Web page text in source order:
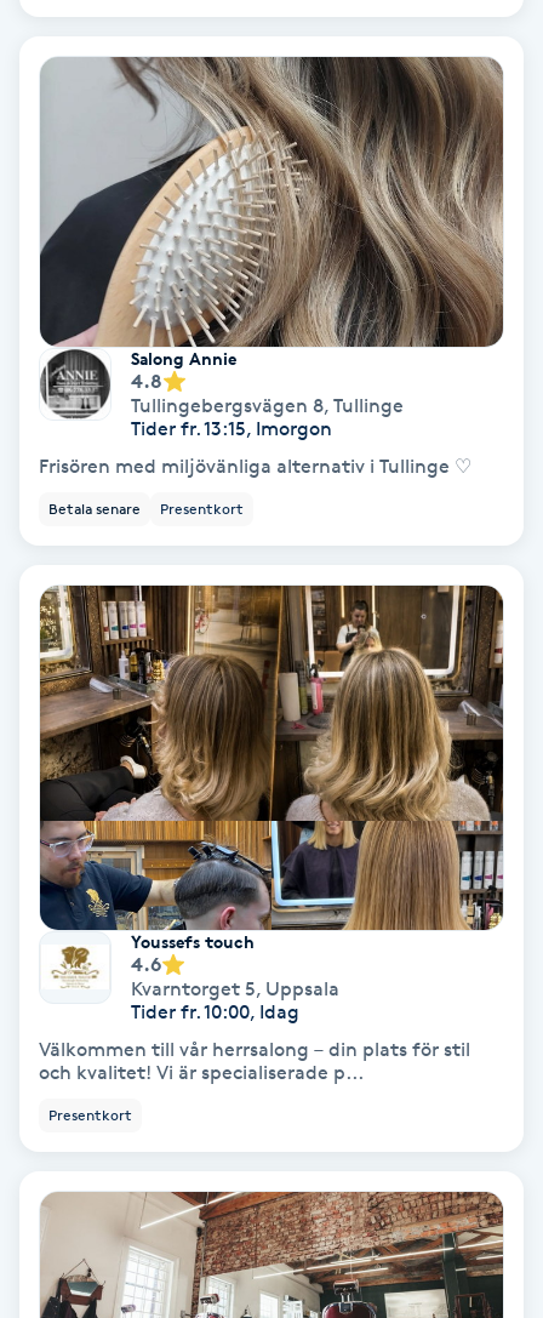
Ansiktsbehandling djuprengörande
Balayage
Bambumassage
Barber
Barnklippning
BIAB
Bottenfärg
Brynformning
Brynfärgning
Brynplockning
Bröllopsuppsättning
Celluliter
Damklippning
Salong Annie
4.8
Tullingebergsvägen 8, Tullinge
Tider fr. 13:15, Imorgon
Frisören med miljövänliga alternativ i Tullinge ♡
Betala senare Presentkort
Youssefs touch
4.6
Kvarntorget 5, Uppsala
Tider fr. 10:00, Idag
Välkommen till vår herrsalong – din plats för stil
och kvalitet! Vi är specialiserade p...
Presentkort